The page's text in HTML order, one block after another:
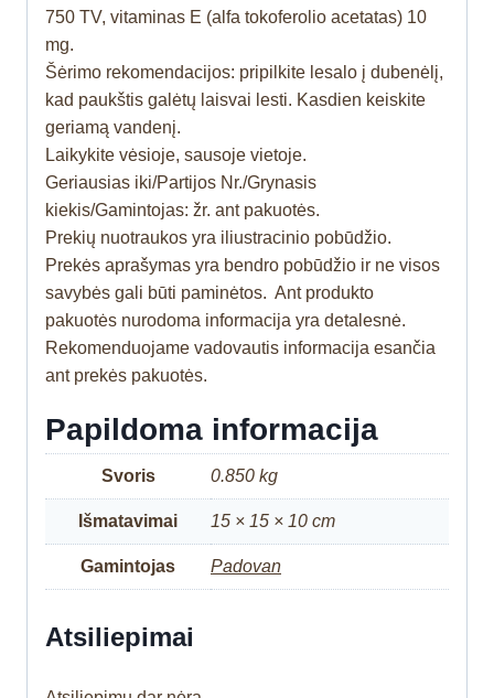
750 TV, vitaminas E (alfa tokoferolio acetatas) 10
mg.
Šėrimo rekomendacijos: pripilkite lesalo į dubenėlį,
kad paukštis galėtų laisvai lesti. Kasdien keiskite
geriamą vandenį.
Laikykite vėsioje, sausoje vietoje.
Geriausias iki/Partijos Nr./Grynasis
kiekis/Gamintojas: žr. ant pakuotės.
Prekių nuotraukos yra iliustracinio pobūdžio.
Prekės aprašymas yra bendro pobūdžio ir ne visos
savybės gali būti paminėtos. Ant produkto
pakuotės nurodoma informacija yra detalesnė.
Rekomenduojame vadovautis informacija esančia
ant prekės pakuotės.
Papildoma informacija
Svoris 0.850 kg
Išmatavimai 15 × 15 × 10 cm
Gamintojas Padovan
Atsiliepimai